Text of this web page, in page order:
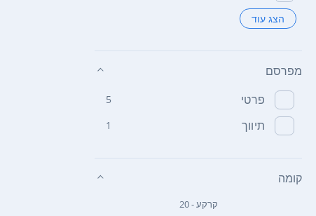
הצג עוד
מפרסם
פרטי 5
תיווך 1
קומה
קרקע - 20